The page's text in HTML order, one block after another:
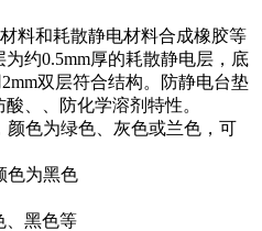
料和耗散静电材料合成橡胶等
约0.5mm厚的耗散静电层，底
双层符合结构。防静电台垫
、、防化学溶剂特性。
色为绿色、灰色或兰色，可
色为黑色
、黑色等